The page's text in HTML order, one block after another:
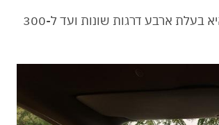
עוד נתון מרשים: רמת אחזור האנרגיה, ה-Regenerative Braking היא בעלת ארבע דרגות שונות ועד ל-300